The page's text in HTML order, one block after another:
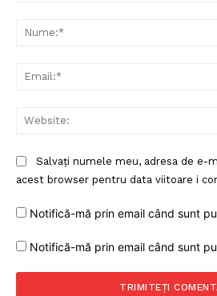
Salvați numele meu, adresa de e-
acest browser pentru data viitoare i
Notifică-mă prin email când sunt
Notifică-mă prin email când sunt